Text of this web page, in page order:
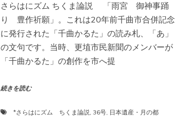
さらはにズム ちくま論説 「雨宮 御神事踊
り 豊作祈願」。これは20年前千曲市合併記念
に発行された「千曲かるた」の読み札、「あ」
の文句です。当時、更埴市民新聞のメンバーが
「千曲かるた」の創作を市へ提
続きを読む
*さらはにズム ちくま論説,36号, 日本遺産・月の都